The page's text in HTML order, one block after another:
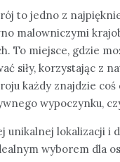
to jedno z
malowniczymi
To miejsce, gdzie
siły, korzystając z
każdy znajdzie
wypoczynku,
unikalnej lokalizacji i
wyborem dla